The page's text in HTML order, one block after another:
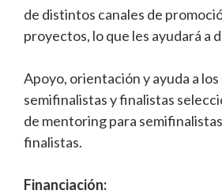
de distintos canales de
proyectos, lo que les ayudará a
Apoyo, orientación y ayuda a
semifinalistas y finalistas
de mentoring para
finalistas.
Financiación: